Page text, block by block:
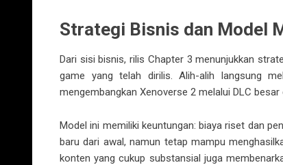
Strategi Bisnis dan Model
Dari sisi bisnis, rilis Chapter 3 menunjukkan
game yang telah dirilis. Alih-alih langsung
mengembangkan Xenoverse 2 melalui DLC
Model ini memiliki keuntungan: biaya riset dan
baru dari awal, namun tetap mampu
konten yang cukup substansial juga